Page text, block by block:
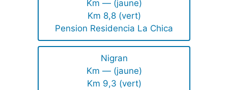
Km — (jaune)
Km 8,8 (vert)
Pension Residencia La Chica
Nigran
Km — (jaune)
Km 9,3 (vert)